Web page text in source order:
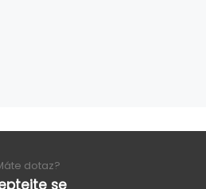
dotaz?
se